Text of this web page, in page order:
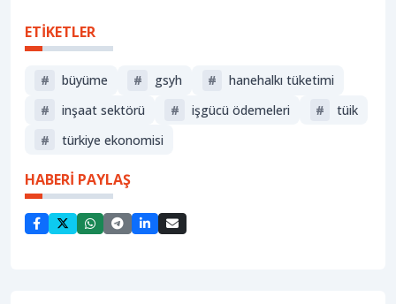
ETİKETLER
# büyüme # gsyh #
hanehalkı tüketimi
#
inşaat sektörü # işgücü ödemeleri #
tüi̇k
#
türkiye ekonomisi
HABERİ PAYLAŞ